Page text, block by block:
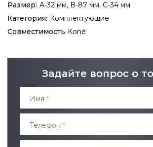
Размер: A-32 мм, B-87 мм, C-34 мм
Категория: Комплектующие
Совместимость Kone
Задайте вопрос о
Имя *
Телефон *